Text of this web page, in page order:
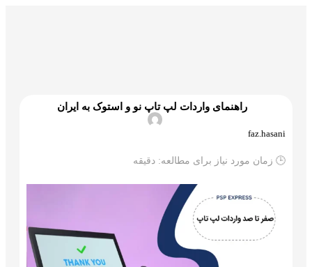
راهنمای واردات لپ تاپ نو و استوک به ایران
faz.hasani
🕒 زمان مورد نیاز برای مطالعه: دقیقه